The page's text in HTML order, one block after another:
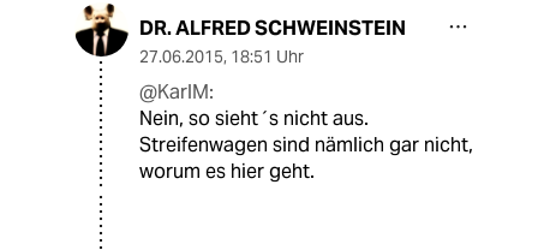
DR. ALFRED SCHWEINSTEIN
27.06.2015, 18:51 Uhr
@KarlM:
Nein, so sieht´s nicht aus.
Streifenwagen sind nämlich gar nicht,
worum es hier geht.